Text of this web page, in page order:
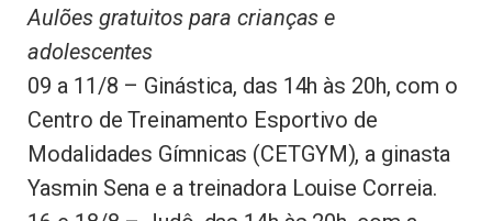
Aulões gratuitos para crianças e
adolescentes
09 a 11/8 – Ginástica, das 14h às 20h, com o
Centro de Treinamento Esportivo de
Modalidades Gímnicas (CETGYM), a ginasta
Yasmin Sena e a treinadora Louise Correia.